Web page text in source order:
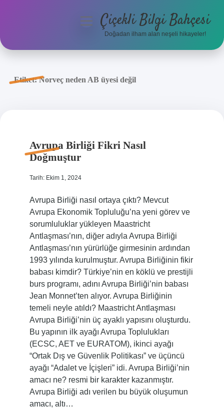
Anasayfa
menüyüÇiçekli Bilgi Bahçesi
Doğadan ilham alan neşeli hikayeler!
Etiket:Norveç neden AB üyesi değil
Avrupa Birliği Fikri Nasıl
Doğmuştur
Tarih: Ekim 1, 2024
Avrupa Birliği nasıl ortaya çıktı? Mevcut
Avrupa Ekonomik Topluluğu’na yeni görev ve
sorumluluklar yükleyen Maastricht
Antlaşması’nın, diğer adıyla Avrupa Birliği
Antlaşması’nın yürürlüğe girmesinin ardından
1993 yılında kurulmuştur. Avrupa Birliğinin fikir
babası kimdir? Türkiye’nin en köklü ve prestijli
burs programı, adını Avrupa Birliği’nin babası
Jean Monnet’ten alıyor. Avrupa Birliğinin
temeli neyle atıldı? Maastricht Antlaşması
Avrupa Birliği’nin üç ayaklı yapısını oluşturdu.
Bu yapının ilk ayağı Avrupa Toplulukları
(ECSC, AET ve EURATOM), ikinci ayağı
“Ortak Dış ve Güvenlik Politikası” ve üçüncü
ayağı “Adalet ve İçişleri” idi. Avrupa Birliği’nin
amacı ne? resmi bir karakter kazanmıştır.
Avrupa Birliği adı verilen bu büyük oluşumun
amacı, altı…